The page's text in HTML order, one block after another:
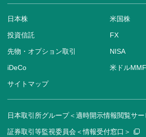
日本株 米国株
投資信託 FX
先物・オプション取引 NISA
iDeCo 米ドルMMF
サイトマップ
日本取引所グループ＜適時開示情報閲覧サー
証券取引等監視委員会＜情報受付窓口＞